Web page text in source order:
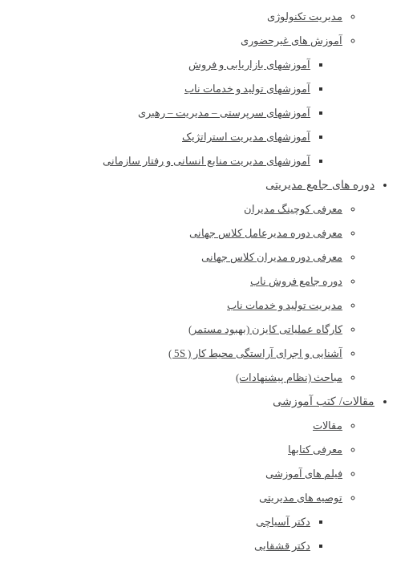
مدیریت تکنولوژی
آموزش های غیرحضوری
آموزشهای بازاریابی و فروش
آموزشهای تولید و خدمات ناب
آموزشهای سرپرستی – مدیریت – رهبری
آموزشهای مدیریت استراتژیک
آموزشهای مدیریت منابع انسانی و رفتار سازمانی
دوره های جامع مدیریتی
معرفی کوچینگ مدیران
معرفی دوره مدیرعامل کلاس جهانی
معرفی دوره مدیران کلاس جهانی
دوره جامع فروش ناب
مدیریت تولید و خدمات ناب
کارگاه عملیاتی کایزن (بهبود مستمر)
آشنایی و اجرای آراستگی محیط کار ( 5S )
مباحث (نظام پیشنهادات)
مقالات/ کتب آموزشی
مقالات
معرفی کتابها
فیلم های آموزشی
توصیه های مدیریتی
دکتر آسیاچی
دکتر قشقایی